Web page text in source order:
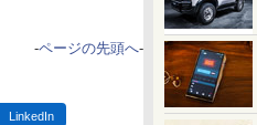
-ページの先頭へ-
LinkedIn